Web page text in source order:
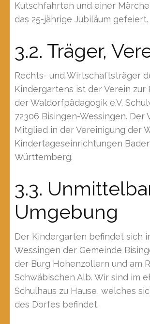
Kutschfahrten und einer
das 25-jährige Jubiläum gefeiert.
3.2. Träger,
Rechts- und Wirtschaftsträger
Kindergartens ist der Verein zur
der Waldorfpädagogik e.V.
72306 Bisingen-Wessingen. Der
Mitglied in der Vereinigung der
Kindertageseinrichtungen
Württemberg.
3.3.
Umgebung
Der Kindergarten befindet sich
Wessingen der Gemeinde
der Burg Hohenzollern und am
Schwäbischen Alb. Wir sind im
Schulhaus zu Hause, welches
des Dorfes befindet.